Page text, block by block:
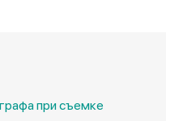
при съемке